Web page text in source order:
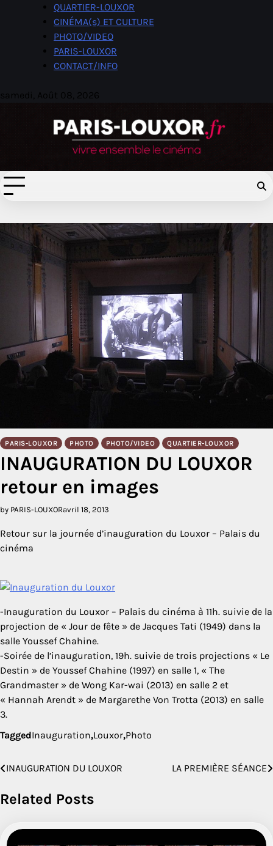
QUARTIER-LOUXOR
CINÉMA(s) ET CULTURE
PHOTO/VIDEO
PARIS-LOUXOR
CONTACT/INFO
samedi, Août 08, 2026
PARIS-LOUXOR PHOTO PHOTO/VIDEO QUARTIER-LOUXOR
INAUGURATION DU LOUXOR
retour en images
by PARIS-LOUXORavril 18, 2013
Retour sur la journée d’inauguration du Louxor – Palais du
cinéma
-Inauguration du Louxor – Palais du cinéma à 11h. suivie de la
projection de « Jour de fête » de Jacques Tati (1949) dans la
salle Youssef Chahine.
-Soirée de l’inauguration, 19h. suivie de trois projections « Le
Destin » de Youssef Chahine (1997) en salle 1, « The
Grandmaster » de Wong Kar-wai (2013) en salle 2 et
« Hannah Arendt » de Margarethe Von Trotta (2013) en salle
3.
TaggedInauguration,Louxor,Photo
Navigation
de
INAUGURATION DU LOUXOR LA PREMIÈRE SÉANCE
Related Posts